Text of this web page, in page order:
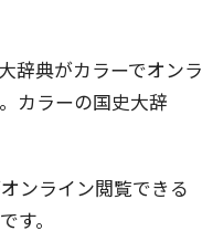
辞典がカラーでオンラ
カラーの国史大辞
ンライン閲覧できる
す。